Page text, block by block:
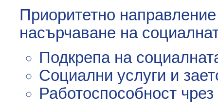
Приоритетно
насърчаване на
Подкрепа на
Социални услуги и
Работоспособност